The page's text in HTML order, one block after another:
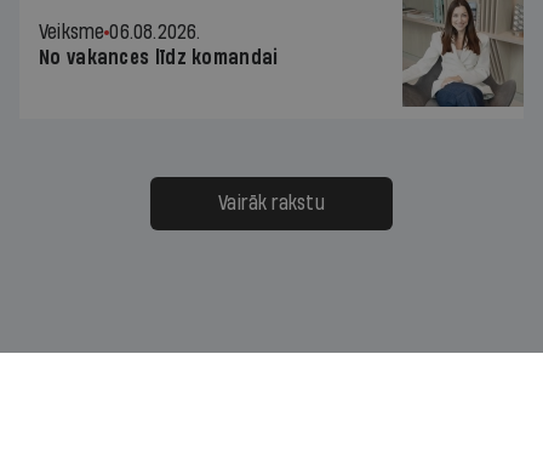
Veiksme 06.08.2026.
No vakances līdz komandai
Vairāk rakstu